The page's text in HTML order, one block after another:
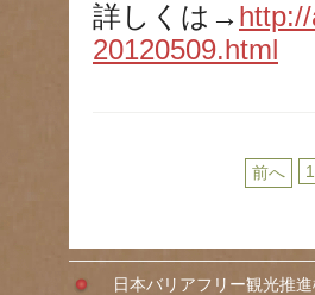
詳しくは→
20120509.html
前へ 1
日本バリアフリー観光推